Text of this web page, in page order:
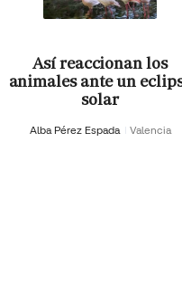
Así reaccionan los
animales ante un
solar
Alba Pérez Espada Valencia